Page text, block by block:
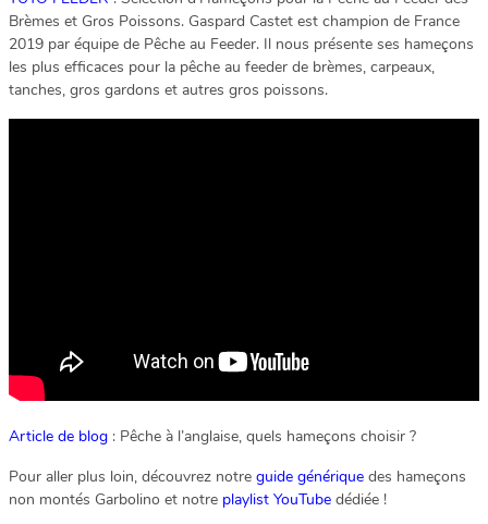
Brèmes et Gros Poissons. Gaspard Castet est champion de France
2019 par équipe de Pêche au Feeder. Il nous présente ses hameçons
les plus efficaces pour la pêche au feeder de brèmes, carpeaux,
tanches, gros gardons et autres gros poissons.
Article de blog : Pêche à l’anglaise, quels hameçons choisir ?
Pour aller plus loin, découvrez notre guide générique des hameçons
non montés Garbolino et notre playlist YouTube dédiée !